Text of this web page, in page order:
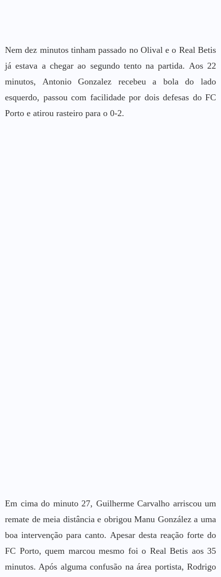
Nem dez minutos tinham passado no Olival e o Real Betis
já estava a chegar ao segundo tento na partida. Aos 22
minutos, Antonio Gonzalez recebeu a bola do lado
esquerdo, passou com facilidade por dois defesas do FC
Porto e atirou rasteiro para o 0-2.
Em cima do minuto 27, Guilherme Carvalho arriscou um
remate de meia distância e obrigou Manu González a uma
boa intervenção para canto. Apesar desta reação forte do
FC Porto, quem marcou mesmo foi o Real Betis aos 35
minutos. Após alguma confusão na área portista, Rodrigo